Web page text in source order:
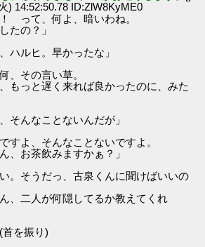
) 14:52:50.78 ID:ZlW8KyME0
って、何よ、暗いわね。
？」
ハルヒ。早かったな」
その言い草。
遅く来れば良かったのに、みた
そんなことないんだが」
すよ、そんなことないですよ。
飲みますかぁ？」
そうだっ、古泉くんに聞けばいいの
が何隠してるか教えてくれ
を振り)